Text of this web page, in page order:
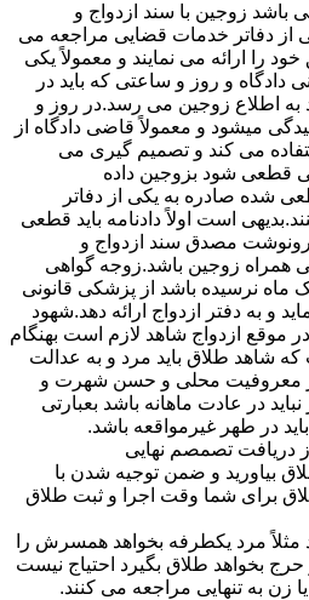
باشد زوجین با سند ازدواج و
از دفاتر خدمات قضایی مراجعه می
را ارائه می نمایند و معمولاً یکی
دادگاه و روز و ساعتی که باید در
به اطلاع زوجین می رسد.در روز و
میشود و معمولاً قاضی دادگاه از
می کند و تصمیم گیری می
قطعی شود بزوجین داده
شده صادره به یکی از دفاتر
است اولاً دادنامه باید قطعی
رونوشت مصدق سند ازدواج و
همراه زوجین باشد.زوجه گواهی
ماه نرسیده باشد از پزشکی قانونی
و به دفتر ازدواج ارائه دهد.شهود
موقع ازدواج شاهد لازم است بهنگام
شاهد طلاق باید مرد و به عدالت
معروفیت محلی و حسن شهرت و
در عادت ماهانه باشد بعبارتی
در طهر غیرمواقعه باشد.
دریافت تصمصم نهایی
بیاورید و ضمن توجیه شدن با
برای شما وقت اجرا و ثبت طلاق
مثلاً مرد یکطرفه بخواهد همسرش را
بخواهد طلاق بگیرد احتیاج نیست
زن به تنهایی مراجعه می کنند.